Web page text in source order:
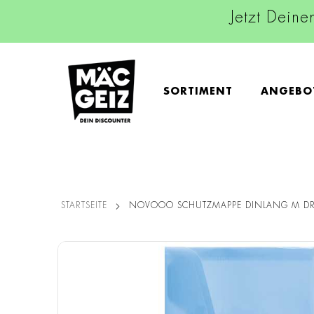
Jetzt
SORTIMENT
STARTSEITE NOVOOO SCHUTZMAPPE DINLANG M
Zum